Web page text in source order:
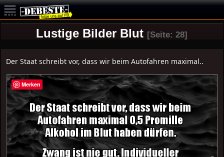
Lustige Bilder Blut [Seite: 28]
Der Staat schreibt vor, dass wir beim Autofahren maximal..
Merken